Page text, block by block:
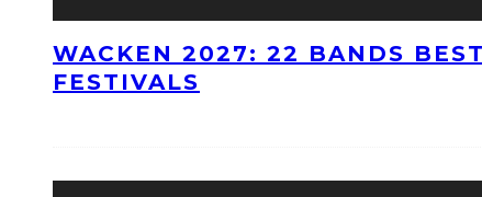
WACKEN 2027: 22 BANDS
FESTIVALS